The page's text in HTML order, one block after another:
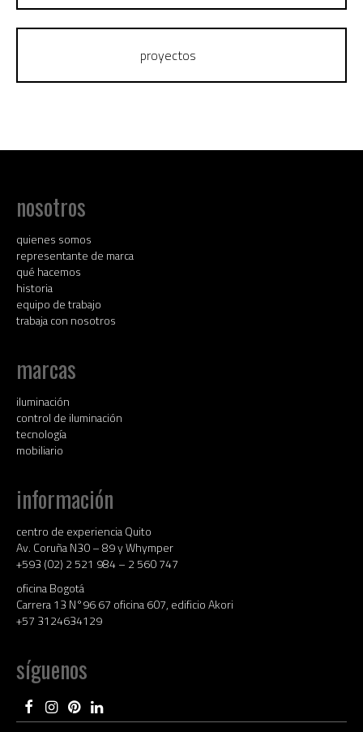
proyectos
nosotros
quienes somos
representante de marca
qué hacemos
historia
equipo de trabajo
trabaja con nosotros
marcas
iluminación
control de iluminación
tecnología
mobiliario
información
centro de experiencia Quito
Av. Coruña N30 – 89 y Whymper
+593 (02) 2 521 984 – 2 560 747
oficina Bogotá
Carrera 13 N°96 67 oficina 607, edificio Akori
+57 3124634129
síguenos